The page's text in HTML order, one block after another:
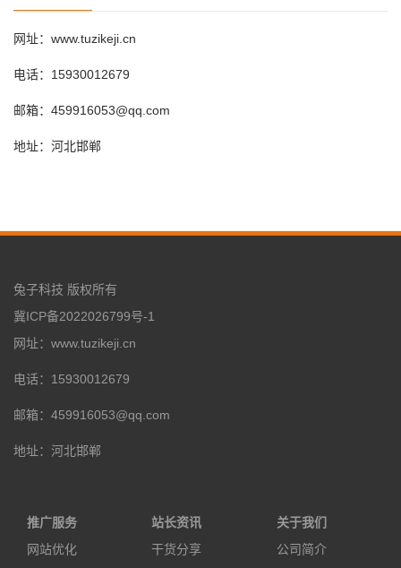
网址：www.tuzikeji.cn
电话：15930012679
邮箱：459916053@qq.com
地址：河北邯郸
兔子科技 版权所有
冀ICP备2022026799号-1
网址：www.tuzikeji.cn
电话：15930012679
邮箱：459916053@qq.com
地址：河北邯郸
推广服务
网站优化
站长资讯
干货分享
关于我们
公司简介